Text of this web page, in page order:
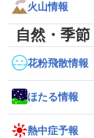
火山情報
自然・季
花粉飛散情報
ほたる情報
熱中症予報